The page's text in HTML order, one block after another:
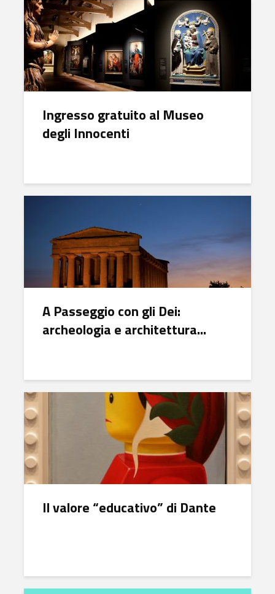
Ingresso gratuito al Museo
degli Innocenti
A Passeggio con gli Dei:
archeologia e architettura...
Il valore “educativo” di Dante